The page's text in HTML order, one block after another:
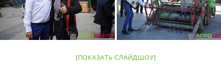
[ПОКАЗАТЬ СЛАЙДШОУ]